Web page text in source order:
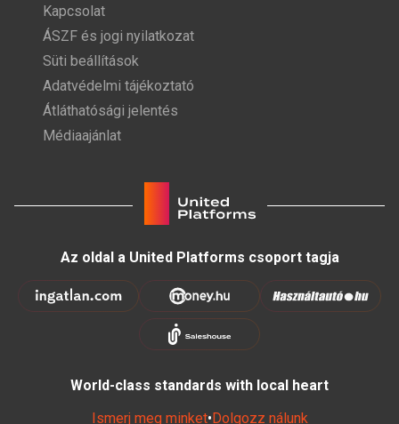
Kapcsolat
ÁSZF és jogi nyilatkozat
Süti beállítások
Adatvédelmi tájékoztató
Átláthatósági jelentés
Médiaajánlat
Az oldal a United Platforms csoport tagja
World-class standards with local heart
Ismerj meg minket•Dolgozz nálunk